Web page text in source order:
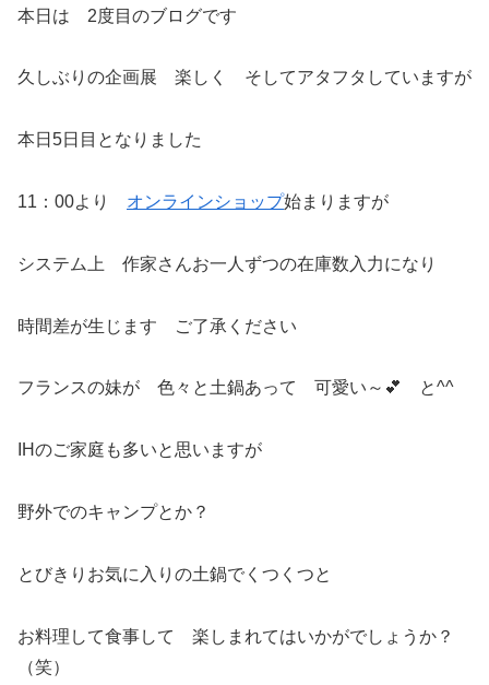
本日は 2度目のブログです
久しぶりの企画展 楽しく そしてアタフタしていますが
本日5日目となりました
11：00より オンラインショップ始まりますが
システム上 作家さんお一人ずつの在庫数入力になり
時間差が生じます ご了承ください
フランスの妹が 色々と土鍋あって 可愛い～💕 と^^
IHのご家庭も多いと思いますが
野外でのキャンプとか？
とびきりお気に入りの土鍋でくつくつと
お料理して食事して 楽しまれてはいかがでしょうか？
（笑）